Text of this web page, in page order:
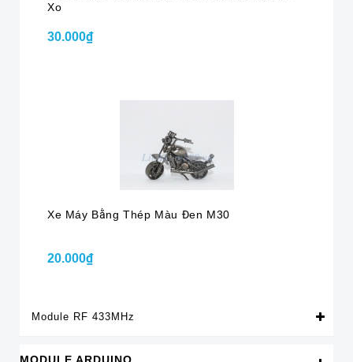
Xo
30.000₫
Xe Máy Bằng Thép Màu Đen M30
20.000₫
Module RF 433MHz